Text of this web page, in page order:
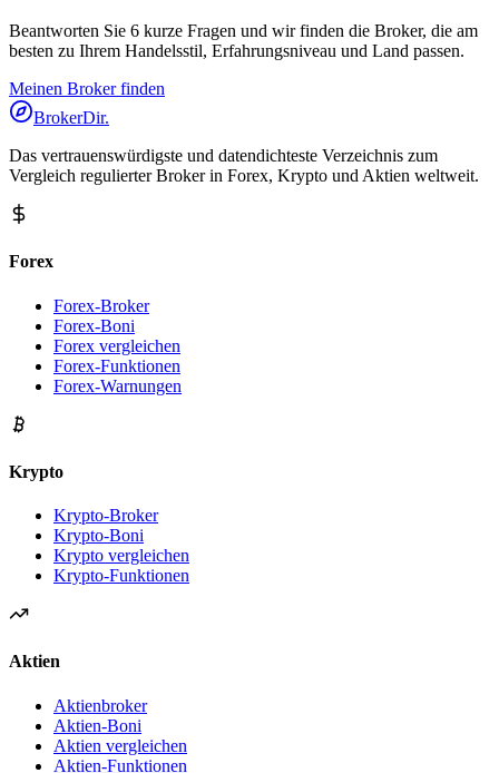
Beantworten Sie 6 kurze Fragen und wir finden die Broker, die am
besten zu Ihrem Handelsstil, Erfahrungsniveau und Land passen.
Meinen Broker finden
BrokerDir.
Das vertrauenswürdigste und datendichteste Verzeichnis zum
Vergleich regulierter Broker in Forex, Krypto und Aktien weltweit.
Forex
Forex-Broker
Forex-Boni
Forex vergleichen
Forex-Funktionen
Forex-Warnungen
Krypto
Krypto-Broker
Krypto-Boni
Krypto vergleichen
Krypto-Funktionen
Aktien
Aktienbroker
Aktien-Boni
Aktien vergleichen
Aktien-Funktionen